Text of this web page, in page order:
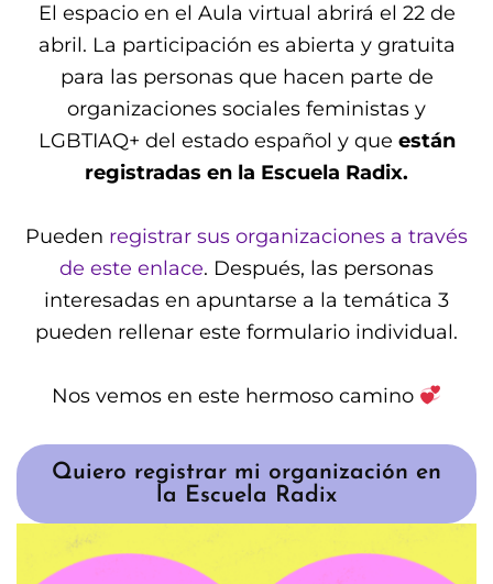
El espacio en el Aula virtual abrirá el 22 de
abril. La participación es abierta y gratuita
para las personas que hacen parte de
organizaciones sociales feministas y
LGBTIAQ+ del estado español y que están
registradas en la Escuela Radix.
Pueden registrar sus organizaciones a través
de este enlace. Después, las personas
interesadas en apuntarse a la temática 3
pueden rellenar este formulario individual.
Nos vemos en este hermoso camino
Quiero registrar mi organización en
la Escuela Radix